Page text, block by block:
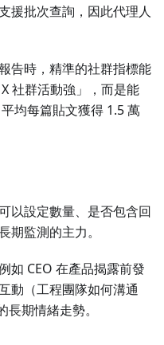
援批次查詢，因此代理人
告時，精準的社群指標能
社群活動強」，而是能
均每篇貼文獲得 1.5 萬
以設定數量、是否包含回
期監測的主力。
如 CEO 在產品揭露前發
動（工程團隊如何溝通
期情緒走勢。